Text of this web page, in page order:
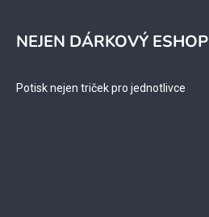
NEJEN DÁRKOVÝ ESHOP
Potisk nejen triček pro jednotlivce